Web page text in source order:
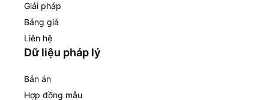
Giải pháp
Bảng giá
Liên hệ
Dữ liệu pháp lý
Bản án
Hợp đồng mẫu